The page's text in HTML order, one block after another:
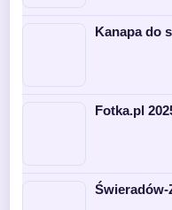
Kanapa do
Fotka.pl
Świeradów-